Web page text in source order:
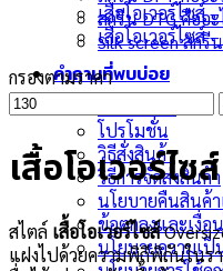
สกรีน DTG คืออะ
Silk screen สกรี
คำถามที่พบบ่อย
โปรโมชั่น
วิธีสั่งสินค้า
วิธีการจัดส่งสินค้า
นโยบายคืนสินค้
ข้อตกลงและเงื่อ
นโยบายความเ
เสื้อโอเวอร์ไซส์
เสื้อโอเวอร์ไซส์
กรองตามราคา
ราคา
ต่ำ
เสื้อโอเวอร์ไ
สไตล์ เสื้อโอเวอร์ไซส์
แฝงไปด้วยความพิถีพิถันในร